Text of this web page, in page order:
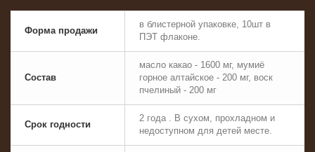
Форма продажи
в блистерной упаковке, 10шт в
ПЭТ флаконе.
Состав
масло какао - 1600 мг, мумиё
горное алтайское - 200 мг, воск
пчелиный - 200 мг
Срок годности
2 года . В сухом, прохладном и
недоступном для детей месте.